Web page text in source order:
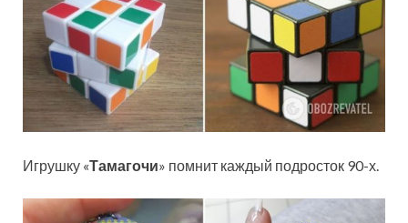
Игрушку «Тамагочи» помнит каждый подросток 90-х.